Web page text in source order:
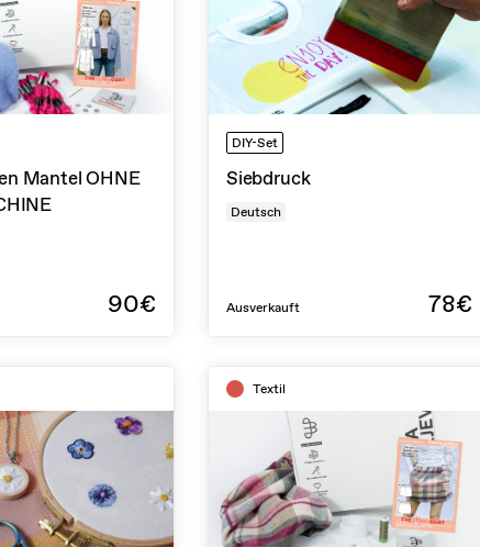
Mantel OHNE
90€
DIY-Set
Siebdruck
Deutsch
Ausverkauft 78€
Textil